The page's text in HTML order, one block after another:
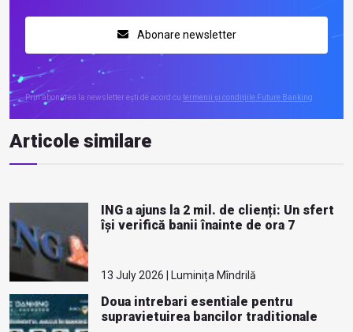
Abonare newsletter
Prin abonarea la newsletter ești de acord cu termenii și condițiile Future Banking
Articole similare
ING a ajuns la 2 mil. de clienți: Un sfert
își verifică banii înainte de ora 7
13 July 2026 | Luminița Mîndrilă
Doua intrebari esentiale pentru
supravietuirea bancilor traditionale